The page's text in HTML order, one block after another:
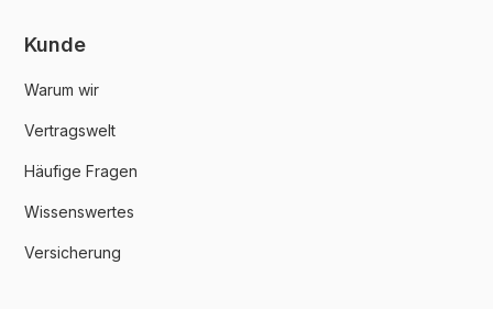
Kunde
Warum wir
Vertragswelt
Häufige Fragen
Wissenswertes
Versicherung